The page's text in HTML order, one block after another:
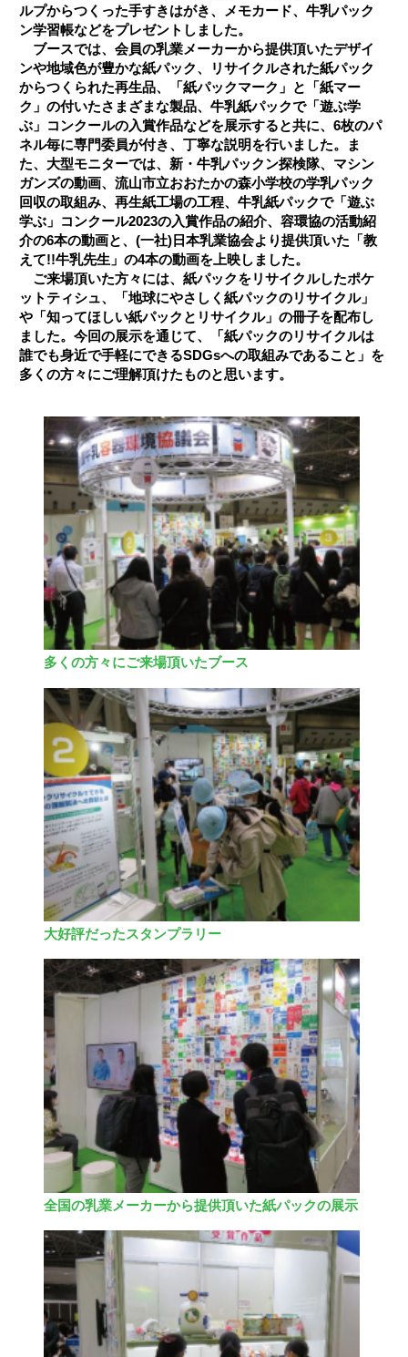
ルプからつくった手すきはがき、メモカード、牛乳パック
ン学習帳などをプレゼントしました。
ブースでは、会員の乳業メーカーから提供頂いたデザイ
ンや地域色が豊かな紙パック、リサイクルされた紙パック
からつくられた再生品、「紙パックマーク」と「紙マー
ク」の付いたさまざまな製品、牛乳紙パックで「遊ぶ学
ぶ」コンクールの入賞作品などを展示すると共に、6枚のパ
ネル毎に専門委員が付き、丁寧な説明を行いました。ま
た、大型モニターでは、新・牛乳パックン探検隊、マシン
ガンズの動画、流山市立おおたかの森小学校の学乳パック
回収の取組み、再生紙工場の工程、牛乳紙パックで「遊ぶ
学ぶ」コンクール2023の入賞作品の紹介、容環協の活動紹
介の6本の動画と、(一社)日本乳業協会より提供頂いた「教
えて!!牛乳先生」の4本の動画を上映しました。
ご来場頂いた方々には、紙パックをリサイクルしたポケ
ットティシュ、「地球にやさしく紙パックのリサイクル」
や「知ってほしい紙パックとリサイクル」の冊子を配布し
ました。今回の展示を通じて、「紙パックのリサイクルは
誰でも身近で手軽にできるSDGsへの取組みであること」を
多くの方々にご理解頂けたものと思います。
多くの方々にご来場頂いたブース
大好評だったスタンプラリー
全国の乳業メーカーから提供頂いた紙パックの展示